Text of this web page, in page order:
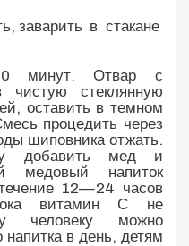
заварить в стакане
минут. Отвар с
чистую стеклянную
оставить в темном
процедить через
шиповника отжать.
добавить мед и
медовый напиток
12—24 часов
витамин С не
человеку можно
напитка в день, детям